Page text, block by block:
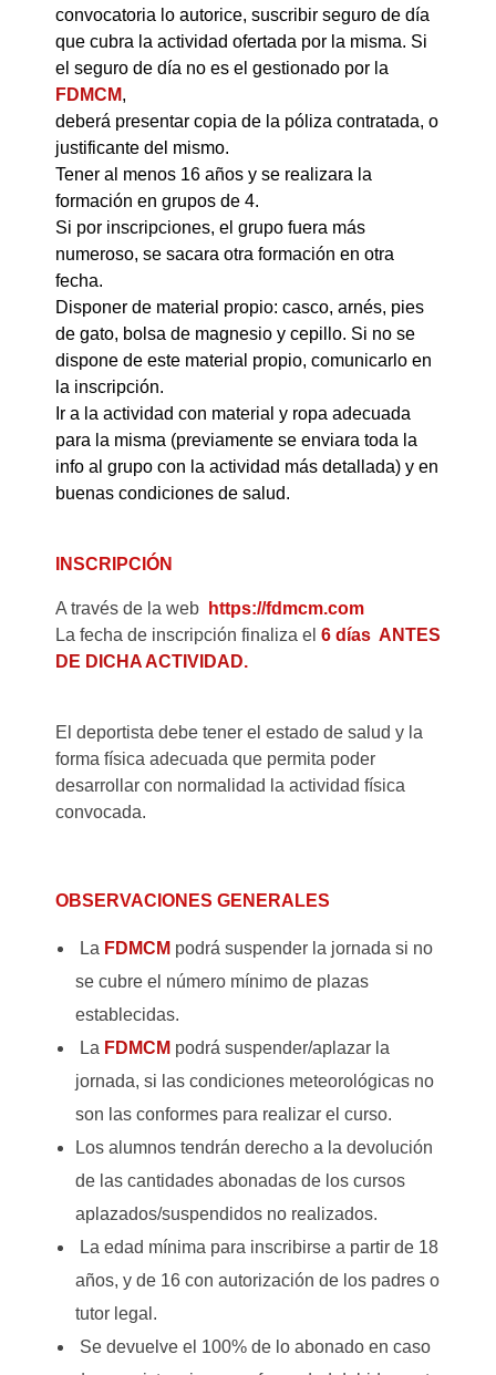
convocatoria lo autorice, suscribir seguro de día
que cubra la actividad ofertada por la misma. Si
el seguro de día no es el gestionado por la
FDMCM,
deberá presentar copia de la póliza contratada, o
justificante del mismo.
Tener al menos 16 años y se realizara la
formación en grupos de 4.
Si por inscripciones, el grupo fuera más
numeroso, se sacara otra formación en otra
fecha.
Disponer de material propio: casco, arnés, pies
de gato, bolsa de magnesio y cepillo. Si no se
dispone de este material propio, comunicarlo en
la inscripción.
Ir a la actividad con material y ropa adecuada
para la misma (previamente se enviara toda la
info al grupo con la actividad más detallada) y en
buenas condiciones de salud.
INSCRIPCIÓN
A través de la web
https://fdmcm.com
La fecha de inscripción finaliza el 6 días ANTES
DE DICHA ACTIVIDAD.
El deportista debe tener el estado de salud y la
forma física adecuada que permita poder
desarrollar con normalidad la actividad física
convocada.
OBSERVACIONES GENERALES
La FDMCM podrá suspender la jornada si no
se cubre el número mínimo de plazas
establecidas.
La FDMCM podrá suspender/aplazar la
jornada, si las condiciones meteorológicas no
son las conformes para realizar el curso.
Los alumnos tendrán derecho a la devolución
de las cantidades abonadas de los cursos
aplazados/suspendidos no realizados.
La edad mínima para inscribirse a partir de 18
años, y de 16 con autorización de los padres o
tutor legal.
Se devuelve el 100% de lo abonado en caso